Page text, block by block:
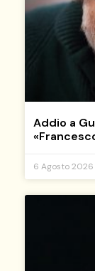
Addio a
6 Agosto 2026